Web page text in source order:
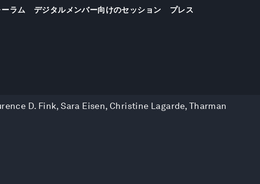
ラム デジタルメンバー向けのセッション プレス
D. Fink,Sara Eisen, Christine Lagarde, Tharman